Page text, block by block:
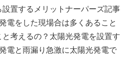
置するメリットナーパーズ記事
電をした現場合は多くあること
考えるの？太陽光発電を設置す
電と雨漏り急激に太陽光発電で